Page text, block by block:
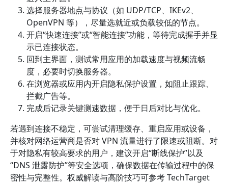
选择服务器地点与协议（如 UDP/TCP、IKEv2、
OpenVPN 等），尽量选就近或负载较低的节点。
开启“快速连接”或“智能连接”功能，等待完成握手并显
示已连接状态。
回到主界面，测试常用应用的加载速度与视频流畅
度，必要时切换服务器。
在浏览器或应用内开启隐私保护设置，如阻止跟踪、
拦截广告等。
完成后记录关键测速数据，便于日后对比与优化。
若遇到连接不稳定，可尝试清理缓存、重启应用或设备，
并核对网络运营商是否对 VPN 流量进行了限速或阻断。对
于对隐私有较高要求的用户，建议开启“断线保护”以及
“DNS 泄露防护”等安全选项，确保数据在传输过程中的保
密性与完整性。权威解读与高阶技巧可参考 TechTarget